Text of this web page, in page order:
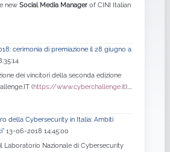
new Social Media Managerof CINI Italian
cerimonia di premiazione il 28 giugno a
dei vincitori della seconda edizione
(https://www.cyberchallenge.it)....
della Cybersecurity in Italia: Ambiti
13-06-2018 14:45:00
Laboratorio Nazionale di Cybersecurity